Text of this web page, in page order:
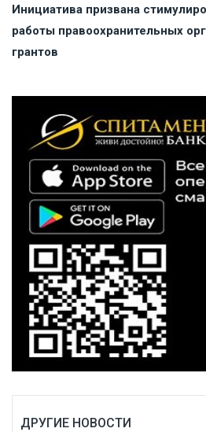
Инициатива призвана
работы правоохранительных
грантов
ДРУГИЕ НОВОСТИ